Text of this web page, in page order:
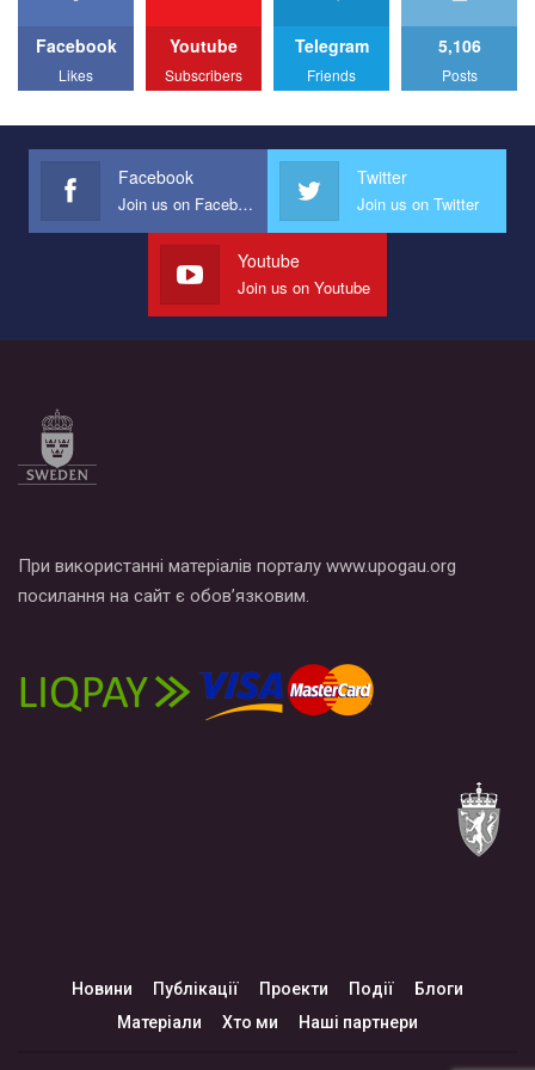
Facebook
Likes
Youtube
Subscribers
Telegram
Friends
5,106
Posts
Facebook
Join us on Facebook
Twitter
Join us on Twitter
Youtube
Join us on Youtube
При використанні матеріалів порталу www.upogau.org
посилання на сайт є обов’язковим.
Новини Публікації Проекти Події
Блоги
Матеріали
Хто ми Наші партнери